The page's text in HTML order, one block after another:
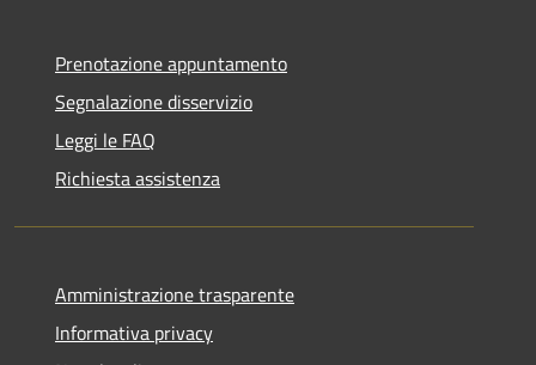
Prenotazione appuntamento
Segnalazione disservizio
Leggi le FAQ
Richiesta assistenza
Amministrazione trasparente
Informativa privacy